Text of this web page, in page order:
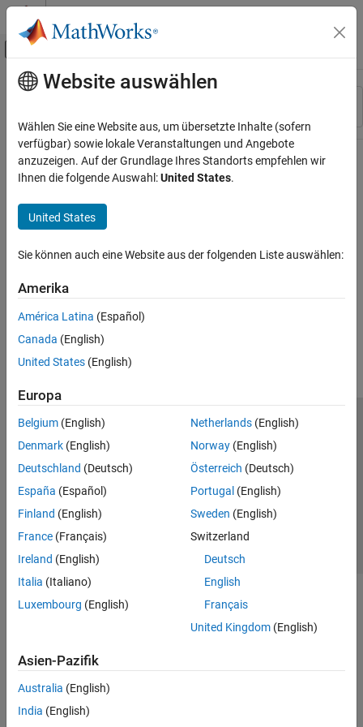
Weiter zum Inhalt
Umschaltung für Off-Canvas-
Ressource
Hauptinhalt
Website auswählen
Wählen Sie eine Website aus, um übersetzte Inhalte (sofern
verfügbar) sowie lokale Veranstaltungen und Angebote
anzuzeigen. Auf der Grundlage Ihres Standorts empfehlen wir
Ihnen die folgende Auswahl:United States.
United States
Sie können auch eine Website aus der folgenden Liste auswählen:
Amerika
América Latina (Español)
Canada (English)
United States (English)
Europa
Belgium (English)
Denmark (English)
Deutschland (Deutsch)
España (Español)
Finland (English)
France (Français)
Ireland (English)
Italia (Italiano)
Luxembourg (English)
Netherlands(English)
Norway(English)
Österreich (Deutsch)
Portugal (English)
Sweden (English)
Switzerland
Deutsch
English
Français
United Kingdom(English)
Asien-Pazifik
Australia (English)
India (English)
Trust Center
Datenschutz-Richtlinien
Datendiebstahl verhindern
Status von Anwendungen
© 1994-2026 The MathWorks, Inc.
Website auswählen
Deutschland